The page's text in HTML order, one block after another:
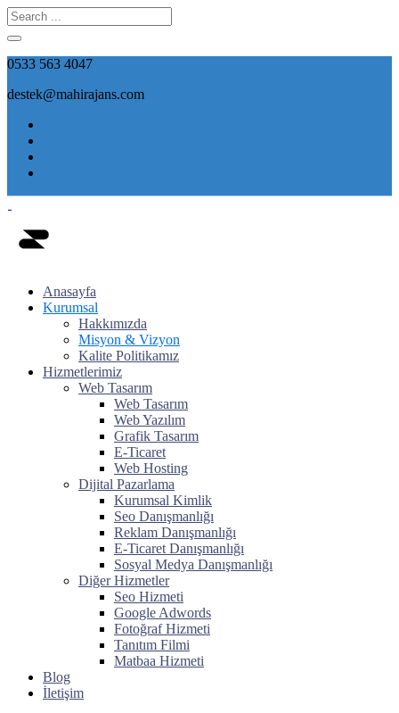
0533 563 4047
destek@mahirajans.com
Anasayfa
Kurumsal
Hakkımızda
Misyon & Vizyon
Kalite Politikamız
Hizmetlerimiz
Web Tasarım
Web Tasarım
Web Yazılım
Grafik Tasarım
E-Ticaret
Web Hosting
Dijital Pazarlama
Kurumsal Kimlik
Seo Danışmanlığı
Reklam Danışmanlığı
E-Ticaret Danışmanlığı
Sosyal Medya Danışmanlığı
Diğer Hizmetler
Seo Hizmeti
Google Adwords
Fotoğraf Hizmeti
Tanıtım Filmi
Matbaa Hizmeti
Blog
İletişim